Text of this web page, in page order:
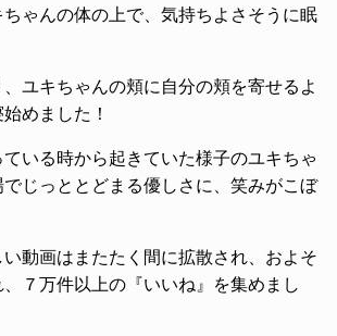
ゃんの体の上で、気持ちよさそうに眠
ユキちゃんの頬に自分の頬を寄せるよ
めました！
いる時から起きていた様子のユキちゃ
じっととどまる優しさに、笑みがこぼ
い動画はまたたく間に拡散され、およそ
７万件以上の『いいね』を集めまし